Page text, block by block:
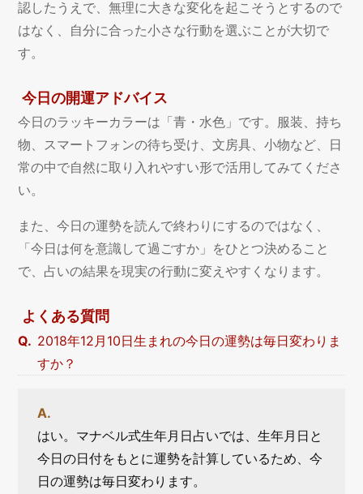
認したうえで、無理に大きな変化を起こそうとするので
はなく、自分に合った小さな行動を選ぶことが大切で
す。
今日の開運アドバイス
今日のラッキーカラーは「青・水色」です。服装、持ち
物、スマートフォンの待ち受け、文房具、小物など、日
常の中で自然に取り入れやすい形で活用してみてくださ
い。
また、今日の運勢を読んで終わりにするのではなく、
「今日は何を意識して過ごすか」をひとつ決めること
で、占いの結果を現実の行動に変えやすくなります。
よくある質問
2018年12月10日生まれの今日の運勢は毎日変わりま
すか？
はい。マナベル式生年月日占いでは、生年月日と
今日の日付をもとに運勢を計算しているため、今
日の運勢は毎日変わります。